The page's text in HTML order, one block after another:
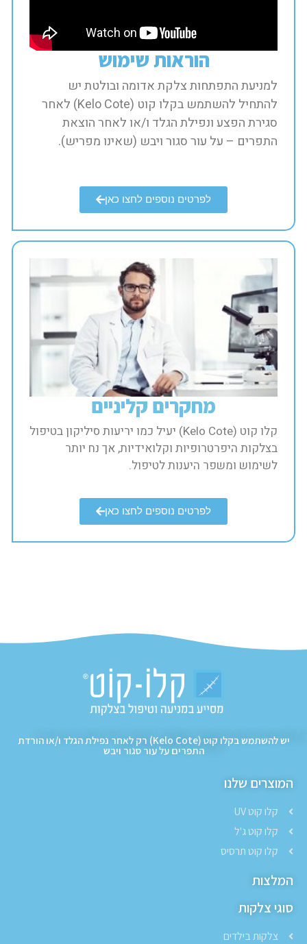
הוראות שימוש​
למניעת התפתחות צלקת אדומה ובולטת יש
להתחיל להשתמש בקלו קוט (Kelo Cote) לאחר
סגירת הפצע ונפילת הגלד ו/או לאחר הוצאת
התפרים – על עור סגור ויבש (שאינו מפריש).​
לפרטים נוספים לחצו כאן
מחקרים קליניים​
קלו קוט (Kelo Cote) יעיל כמו יריעות סיליקון בטיפול
בצלקות היפרטרופיות וקלואידיות, אך נח יותר
לשימוש ומשפר היענות לטיפול.​
לפרטים נוספים לחצו כאן
יש להשתמש בקלו קוט (Kelo Cote) רק לאחר נפילת הגלד ו/או הורדת
התפרים על עור סגור ויבש
המוצרים שלנו
קלו קוט UV
קלו קוט ג'ל
קלו קוט תרסיס
המלצות
סוגי צלקות
צלקות בילדים